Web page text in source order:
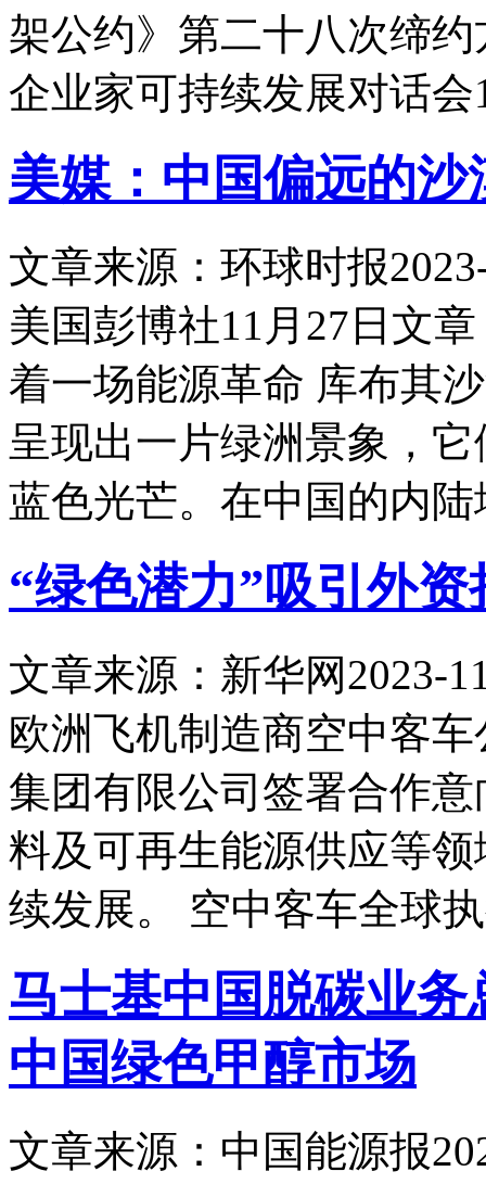
架公约》第二十八次缔
企业家可持续发展对话会
美媒：中国偏远的
文章来源：环球时报
美国彭博社11月27日文
着一场能源革命 库布其
呈现出一片绿洲景象，
蓝色光芒。在中国的内陆
“绿色潜力”吸引外
文章来源：新华网2023-
欧洲飞机制造商空中客
集团有限公司签署合作
料及可再生能源供应等
续发展。 空中客车全球
马士基中国脱碳业
中国绿色甲醇市场​
文章来源：中国能源报